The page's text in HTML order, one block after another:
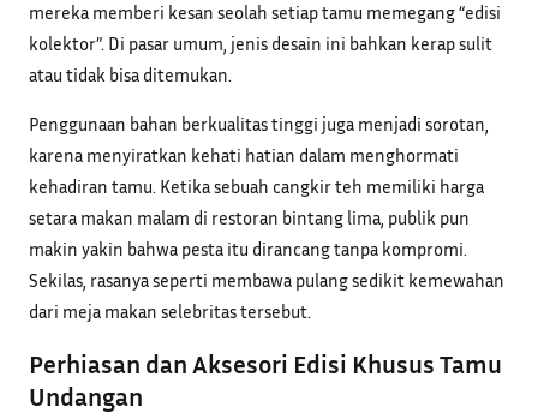
mereka memberi kesan seolah setiap tamu memegang “edisi
kolektor”. Di pasar umum, jenis desain ini bahkan kerap sulit
atau tidak bisa ditemukan.
Penggunaan bahan berkualitas tinggi juga menjadi sorotan,
karena menyiratkan kehati hatian dalam menghormati
kehadiran tamu. Ketika sebuah cangkir teh memiliki harga
setara makan malam di restoran bintang lima, publik pun
makin yakin bahwa pesta itu dirancang tanpa kompromi.
Sekilas, rasanya seperti membawa pulang sedikit kemewahan
dari meja makan selebritas tersebut.
Perhiasan dan Aksesori Edisi Khusus Tamu
Undangan